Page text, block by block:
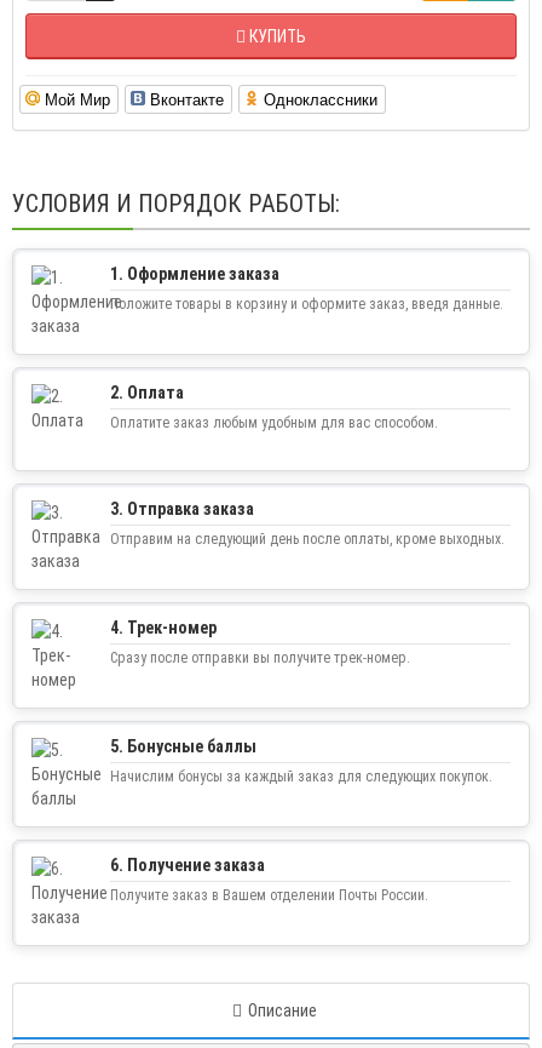
КУПИТЬ
Мой Мир Вконтакте Одноклассники
УСЛОВИЯ И ПОРЯДОК РАБОТЫ:
1. Оформление заказа
Положите товары в корзину и оформите заказ, введя данные.
2. Оплата
Оплатите заказ любым удобным для вас способом.
3. Отправка заказа
Отправим на следующий день после оплаты, кроме выходных.
4. Трек-номер
Сразу после отправки вы получите трек-номер.
5. Бонусные баллы
Начислим бонусы за каждый заказ для следующих покупок.
6. Получение заказа
Получите заказ в Вашем отделении Почты России.
Описание